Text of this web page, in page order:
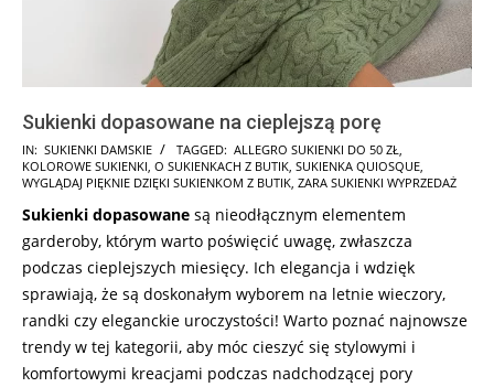
Sukienki dopasowane na cieplejszą porę
2024-
10-
IN: SUKIENKI DAMSKIE TAGGED: ALLEGRO SUKIENKI DO 50 ZŁ,
KOLOROWE SUKIENKI, O SUKIENKACH Z BUTIK, SUKIENKA QUIOSQUE,
WYGLĄDAJ PIĘKNIE DZIĘKI SUKIENKOM Z BUTIK, ZARA SUKIENKI WYPRZEDAŻ
Sukienki dopasowane są nieodłącznym elementem
garderoby, którym warto poświęcić uwagę, zwłaszcza
podczas cieplejszych miesięcy. Ich elegancja i wdzięk
sprawiają, że są doskonałym wyborem na letnie wieczory,
randki czy eleganckie uroczystości! Warto poznać najnowsze
trendy w tej kategorii, aby móc cieszyć się stylowymi i
komfortowymi kreacjami podczas nadchodzącej pory